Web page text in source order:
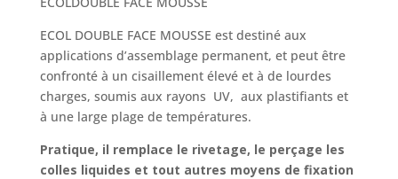
ECOL DOUBLE FACE MOUSSE est destiné aux
applications d’assemblage permanent, et peut être
confronté à un cisaillement élevé et à de lourdes
charges, soumis aux rayons UV, aux plastifiants et
à une large plage de températures.
Pratique, il remplace le rivetage, le perçage les
colles liquides et tout autres moyens de fixation